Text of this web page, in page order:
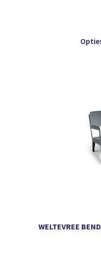
WELTEVREE